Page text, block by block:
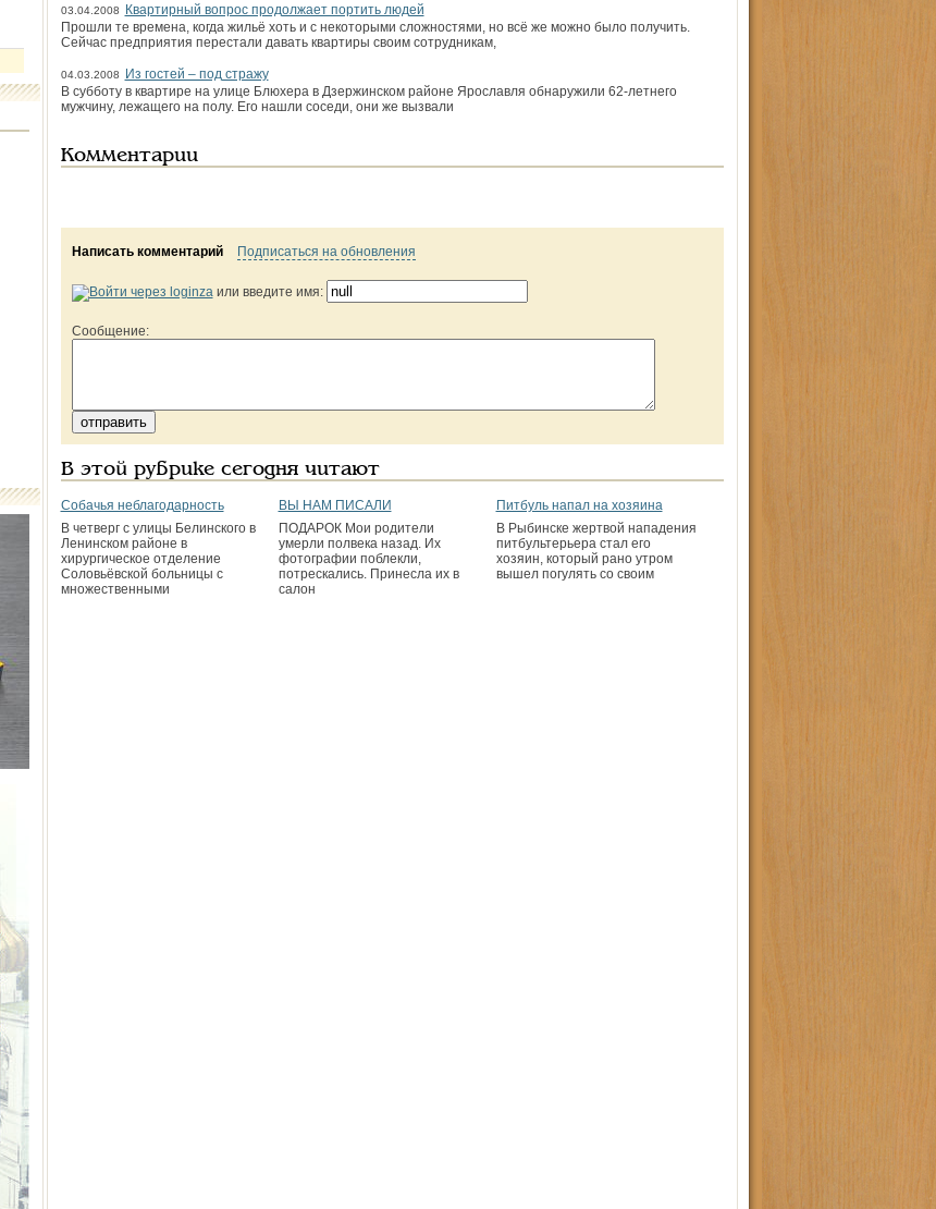
03.04.2008
Квартирный вопрос продолжает портить людей
Прошли те времена, когда жильё хоть и с некоторыми сложностями, но всё же можно было получить.
Сейчас предприятия перестали давать квартиры своим сотрудникам,
04.03.2008
Из гостей – под стражу
В субботу в квартире на улице Блюхера в Дзержинском районе Ярославля обнаружили 62-летнего
мужчину, лежащего на полу. Его нашли соседи, они же вызвали
Комментарии
Написать комментарий Подписаться на обновления
или введите имя:
Сообщение:
В этой рубрике сегодня читают
Собачья неблагодарность
В четверг с улицы Белинского в
Ленинском районе в
хирургическое отделение
Соловьёвской больницы с
множественными
ВЫ НАМ ПИСАЛИ
ПОДАРОК Мои родители
умерли полвека назад. Их
фотографии поблекли,
потрескались. Принесла их в
салон
Питбуль напал на хозяина
В Рыбинске жертвой нападения
питбультерьера стал его
хозяин, который рано утром
вышел погулять со своим